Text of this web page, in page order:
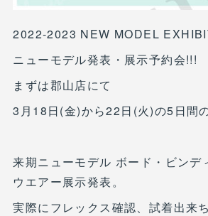
2022-2023 NEW MODEL
ニューモデル発表・展示予約会!!!
まずは郡山店にて
3月18日(金)から22日(火)の5日間
来期ニューモデル ボード・ビンデ
ウエアー展示発表。
実際にフレックス確認、試着出来